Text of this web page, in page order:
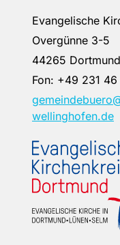
Evangelische
Overgünne 3-5
44265 Dortmund
Fon: +49 231
wellinghofen.de